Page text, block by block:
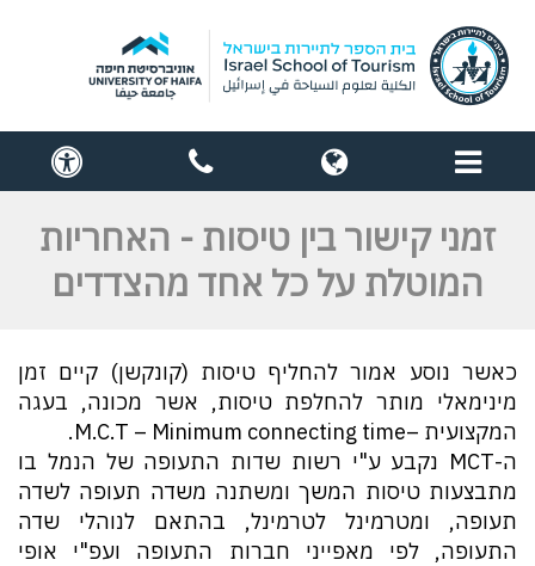
תפריט globe
contact
us
זמני קישור בין טיסות - האחריות
המוטלת על כל אחד מהצדדים
כאשר נוסע אמור להחליף טיסות (קונקשן) קיים זמן
מינימאלי מותר להחלפת טיסות, אשר מכונה, בעגה
המקצועית –M.C.T – Minimum connecting time.
ה-MCT נקבע ע"י רשות שדות התעופה של הנמל בו
מתבצעות טיסות המשך ומשתנה משדה תעופה לשדה
תעופה, ומטרמינל לטרמינל, בהתאם לנוהלי שדה
התעופה, לפי מאפייני חברות התעופה ועפ"י אופי